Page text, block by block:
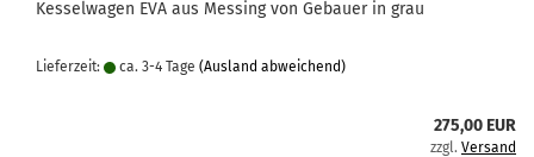
Kesselwagen EVA aus Messing von Gebauer in grau
Lieferzeit: ca. 3-4 Tage (Ausland abweichend)
275,00 EUR
zzgl. Versand